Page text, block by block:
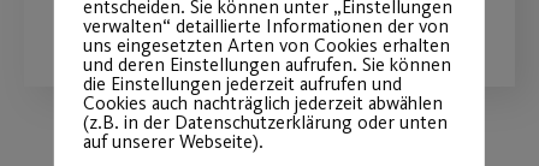
WEITERLESEN
entscheiden. Sie können unter „Einstellungen
verwalten“ detaillierte Informationen der von
uns eingesetzten Arten von Cookies erhalten
und deren Einstellungen aufrufen. Sie können
die Einstellungen jederzeit aufrufen und
Cookies auch nachträglich jederzeit abwählen
(z.B. in der Datenschutzerklärung oder unten
auf unserer Webseite).